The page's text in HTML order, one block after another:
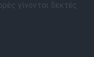
γίνονται δεκτές